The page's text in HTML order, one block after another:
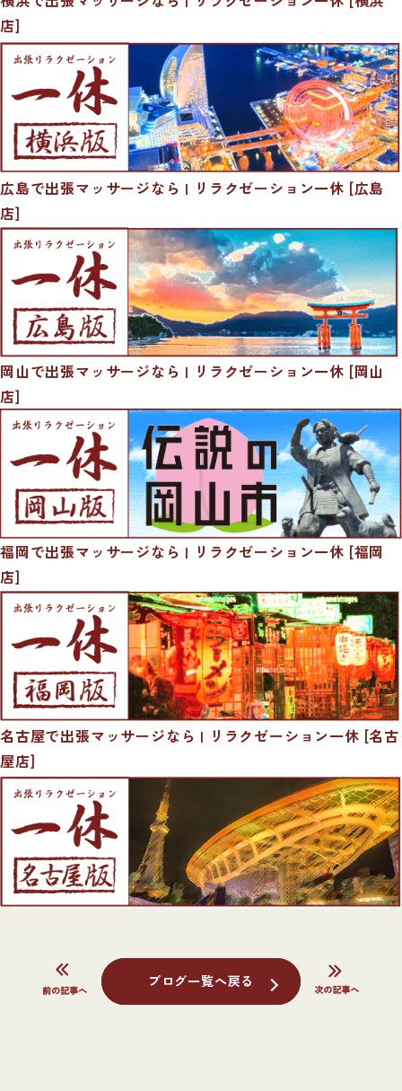
店]
広島で出張マッサージなら | リラクゼーション一休 [広島
店]
岡山で出張マッサージなら | リラクゼーション一休 [岡山
店]
福岡で出張マッサージなら | リラクゼーション一休 [福岡
店]
名古屋で出張マッサージなら | リラクゼーション一休 [名古
屋店]
ブログ一覧へ戻る